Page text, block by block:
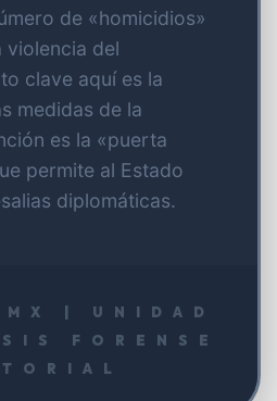
de «homicidios»
violencia del
clave aquí es la
medidas de la
es la «puerta
permite al Estado
diplomáticas.
| UNIDAD
FORENSE